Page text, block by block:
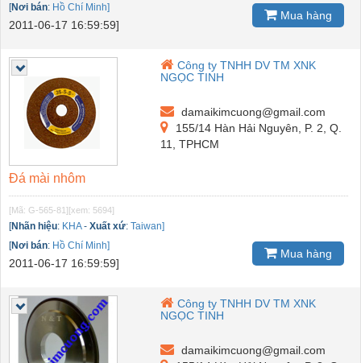
[Nơi bán: Hồ Chí Minh]
2011-06-17 16:59:59]
Mua hàng
Công ty TNHH DV TM XNK
NGỌC TINH
damaikimcuong@gmail.com
155/14 Hàn Hải Nguyên, P. 2, Q.
11, TPHCM
Đá mài nhôm
[Mã: G-565-81][xem: 5694]
[Nhãn hiệu: KHA- Xuất xứ: Taiwan]
[Nơi bán: Hồ Chí Minh]
2011-06-17 16:59:59]
Mua hàng
Công ty TNHH DV TM XNK
NGỌC TINH
damaikimcuong@gmail.com